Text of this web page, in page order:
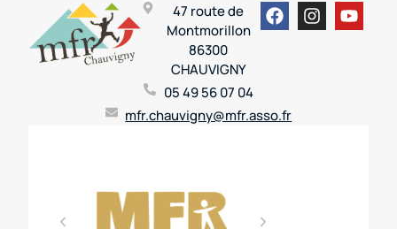
47 route de
Montmorillon
86300
CHAUVIGNY
05 49 56 07 04
mfr.chauvigny@mfr.asso.fr